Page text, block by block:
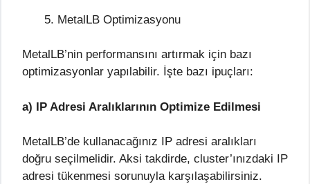
MetalLB Optimizasyonu
MetalLB’nin performansını artırmak için bazı
optimizasyonlar yapılabilir. İşte bazı ipuçları:
a) IP Adresi Aralıklarının Optimize Edilmesi
MetalLB’de kullanacağınız IP adresi aralıkları
doğru seçilmelidir. Aksi takdirde, cluster’ınızdaki IP
adresi tükenmesi sorunuyla karşılaşabilirsiniz.